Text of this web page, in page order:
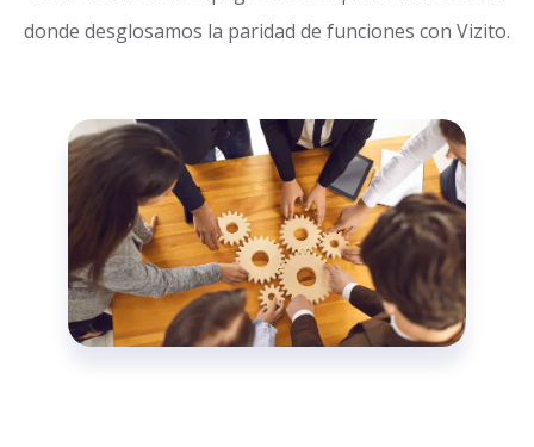
donde desglosamos la paridad de funciones con Vizito.